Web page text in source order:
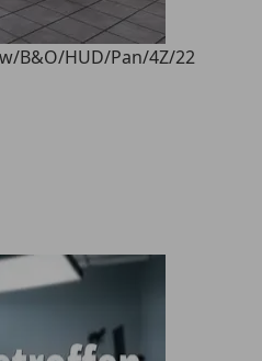
B&O/HUD/Pan/4Z/22